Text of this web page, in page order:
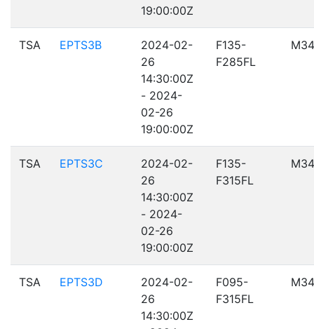
19:00:00Z
TSA EPTS3B
2024-02-
26
14:30:00Z
- 2024-
02-26
19:00:00Z
F135-
F285FL
TSA EPTS3C
2024-02-
26
14:30:00Z
- 2024-
02-26
19:00:00Z
F135-
F315FL
TSA EPTS3D
2024-02-
26
14:30:00Z
F095-
F315FL